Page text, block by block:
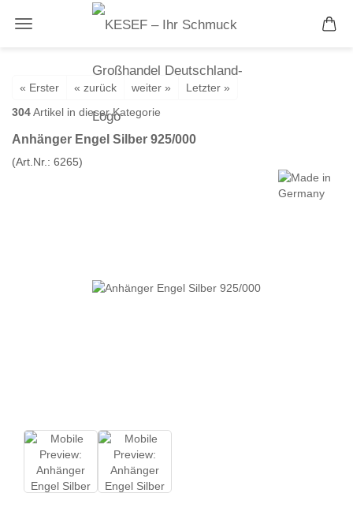
« Erster « zurück weiter »
Letzter »
304Artikel in dieser Kategorie
Anhänger Engel Silber 925/000
(Art.Nr.: 6265)